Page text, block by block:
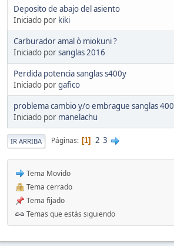
Deposito de abajo del asiento
Iniciado por kiki
Carburador amal ò miokuni ?
Iniciado porsanglas 2016
Perdida potencia sanglas s400y
Iniciado porgafico
problema cambio y/o embrague sanglas 400
Iniciado por manelachu
IR ARRIBA Páginas 1 2 3
Tema Movido
Tema cerrado
Tema fijado
Temas que estás siguiendo